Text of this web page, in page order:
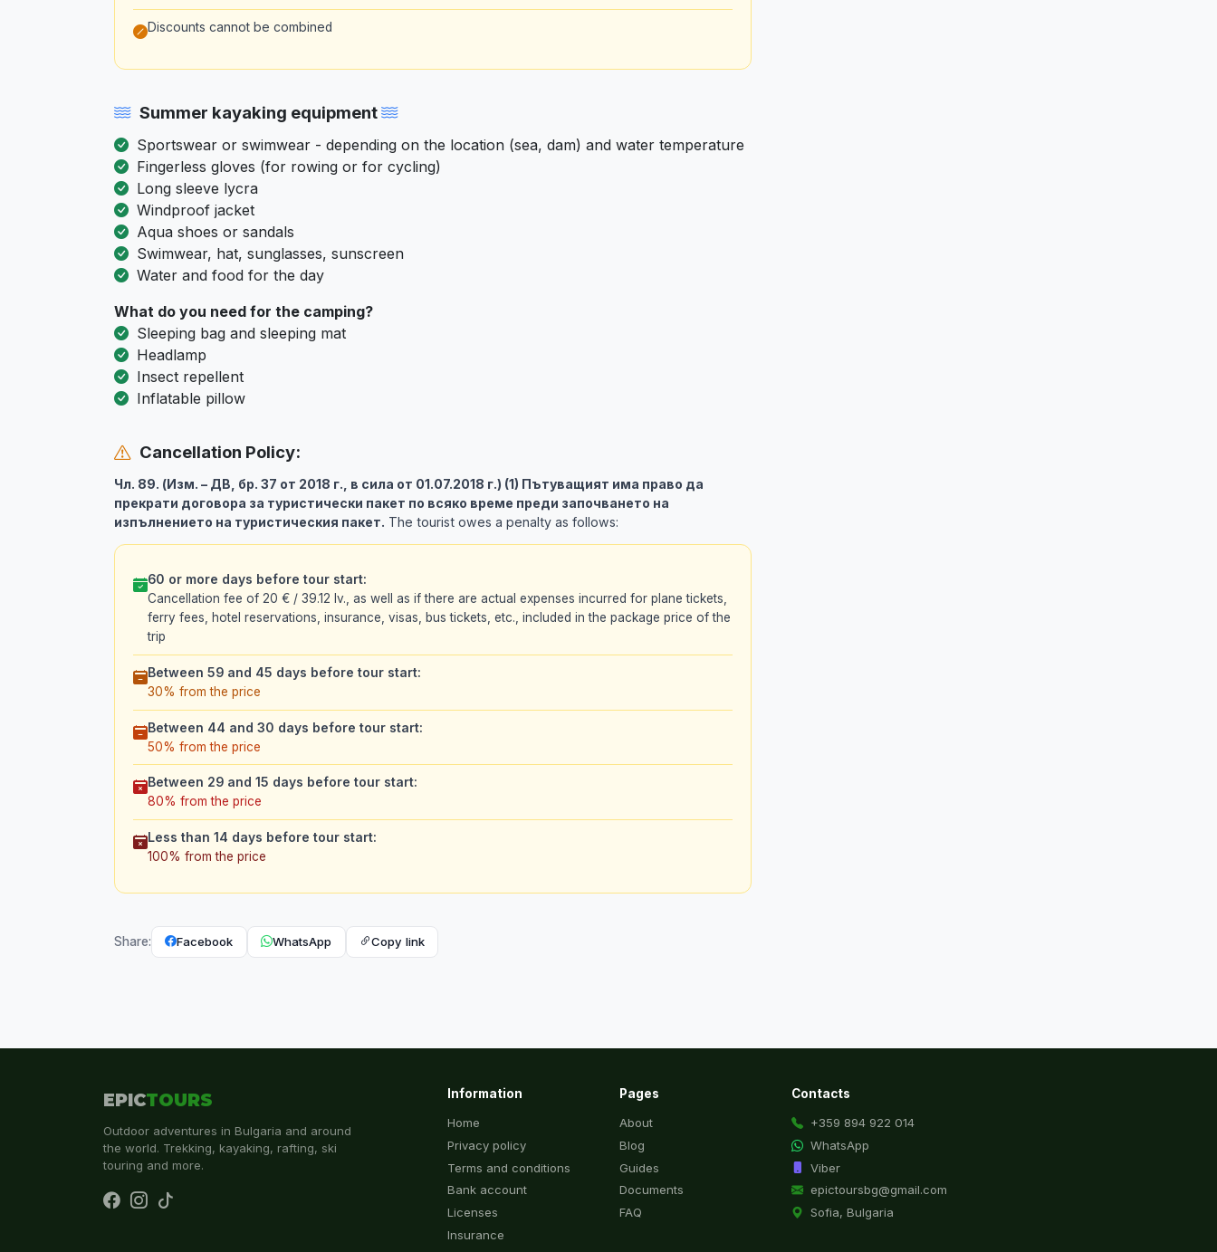
Discounts cannot be combined
Summer kayaking equipment
Sportswear or swimwear - depending on the location (sea, dam) and water temperature
Fingerless gloves (for rowing or for cycling)
Long sleeve lycra
Windproof jacket
Aqua shoes or sandals
Swimwear, hat, sunglasses, sunscreen
Water and food for the day
What do you need for the camping?
Sleeping bag and sleeping mat
Headlamp
Insect repellent
Inflatable pillow
Cancellation Policy:
Чл. 89. (Изм. – ДВ, бр. 37 от 2018 г., в сила от 01.07.2018 г.) (1) Пътуващият има право да
прекрати договора за туристически пакет по всяко време преди започването на
изпълнението на туристическия пакет. The tourist owes a penalty as follows:
60 or more days before tour start:
Cancellation fee of 20 € / 39.12 lv., as well as if there are actual expenses incurred for plane tickets,
ferry fees, hotel reservations, insurance, visas, bus tickets, etc., included in the package price of the
trip
Between 59 and 45 days before tour start:
30% from the price
Between 44 and 30 days before tour start:
50% from the price
Between 29 and 15 days before tour start:
80% from the price
Less than 14 days before tour start:
100% from the price
Share: Facebook WhatsApp Copy link
EPICTOURS
Outdoor adventures in Bulgaria and around
the world. Trekking, kayaking, rafting, ski
touring and more.
Information
Home
Privacy policy
Terms and conditions
Bank account
Licenses
Insurance
Pages
About
Blog
Guides
Documents
FAQ
Contacts
+359 894 922 014
WhatsApp
Viber
epictoursbg@gmail.com
Sofia, Bulgaria